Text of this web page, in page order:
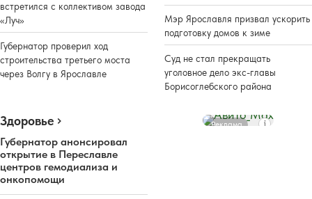
встретился с коллективом завода
«Луч»
Губернатор проверил ход
строительства третьего моста
через Волгу в Ярославле
Мэр Ярославля призвал ускорить
подготовку домов к зиме
Суд не стал прекращать
уголовное дело экс-главы
Борисоглебского района
Здоровье
Губернатор анонсировал
открытие в Переславле
центров гемодиализа и
онкопомощи
Реклама